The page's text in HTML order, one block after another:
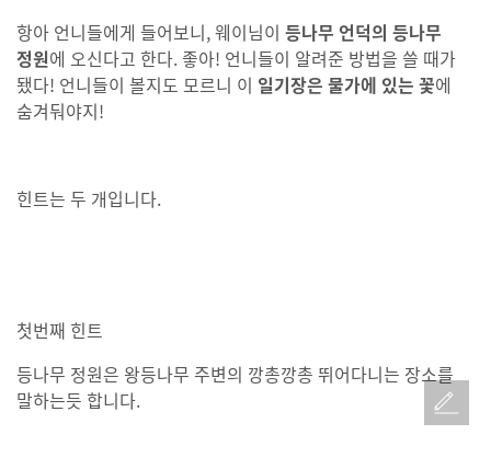
항아 언니들에게 들어보니, 웨이님이 등나무 언덕의 등나무
정원에 오신다고 한다. 좋아! 언니들이 알려준 방법을 쓸 때가
됐다! 언니들이 볼지도 모르니 이 일기장은 물가에 있는 꽃에
숨겨둬야지!
힌트는 두 개입니다.
첫번째 힌트
등나무 정원은 왕등나무 주변의 깡총깡총 뛰어다니는 장소를
말하는듯 합니다.